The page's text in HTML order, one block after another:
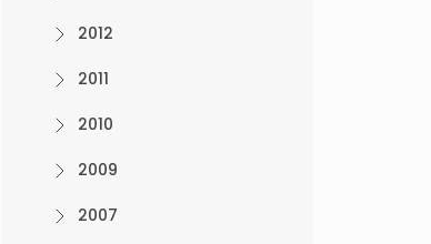
2012
2011
2010
2009
2007